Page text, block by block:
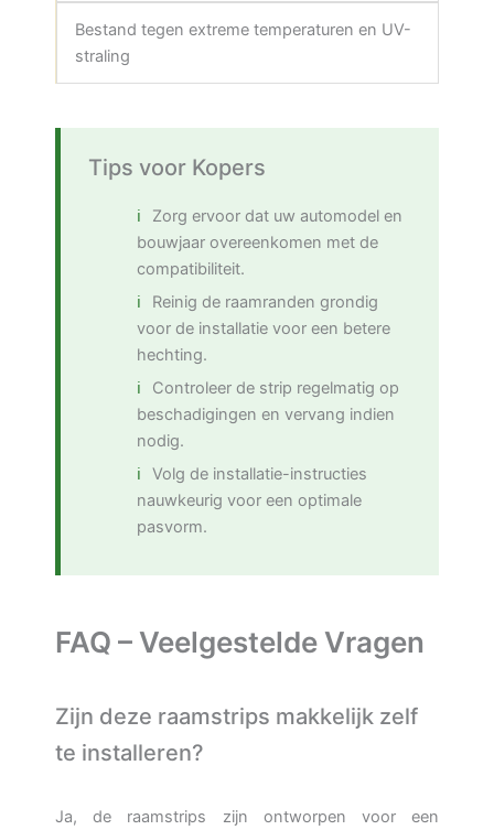
Bestand tegen extreme temperaturen en UV-
straling
Tips voor Kopers
Zorg ervoor dat uw automodel en
bouwjaar overeenkomen met de
compatibiliteit.
Reinig de raamranden grondig
voor de installatie voor een betere
hechting.
Controleer de strip regelmatig op
beschadigingen en vervang indien
nodig.
Volg de installatie-instructies
nauwkeurig voor een optimale
pasvorm.
FAQ – Veelgestelde Vragen
Zijn deze raamstrips makkelijk zelf
te installeren?
Ja, de raamstrips zijn ontworpen voor een